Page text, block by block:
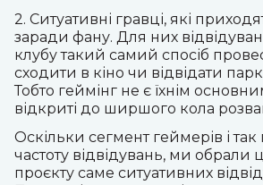
2. Ситуативні гравці, які
заради фану. Для них
клубу такий самий спосіб
сходити в кіно чи відвідати парк
Тобто геймінг не є їхнім
відкриті до ширшого кола
Оскільки сегмент геймерів і
частоту відвідувань, ми обрали
проєкту саме ситуативних